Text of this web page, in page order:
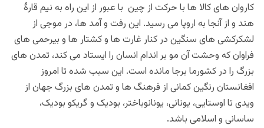
کاروان های کالا ها با حرکت از چین با عبور از این راه به نیم قارۀ
هند و از آنجا به اروپا می رسید. این رفت و آمد ها، در موجی از
لشکرکشی های سنگین در کنار غارت ها و کشتار ها و بیرحمی های
فراوان که وحشت آن مو بر اندام انسان را ایستاد می کند، تمدن های
بزرگ را در کشورما برجا مانده است. این سبب شده تا امروز
افغانستان رنگین کمانی از فرهنگ ها و تمدن های بزرگ جهان از
ویدی تا اوستایی، یونانی، یونانوباختر، بودیک و گریکو بودیک،
ساسانی و اسلامی باشد.